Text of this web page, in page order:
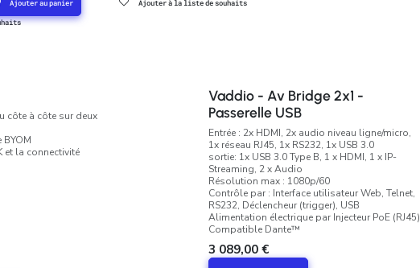
Ajouter au panier Ajouter à la liste de souhaits
côte à côte sur deux
et la connectivité
Vaddio - Av Bridge 2x1 -
Passerelle USB
Entrée : 2x HDMI, 2x audio niveau ligne/micro,
1x réseau RJ45, 1x RS232, 1x USB 3.0
sortie: 1x USB 3.0 Type B, 1 x HDMI, 1 x IP-
Streaming, 2 x Audio
Résolution max : 1080p/60
Contrôle par : Interface utilisateur Web, Telnet,
RS232, Déclencheur (trigger), USB
Alimentation électrique par Injecteur PoE (RJ45)
Compatible Dante™
3 089,00€